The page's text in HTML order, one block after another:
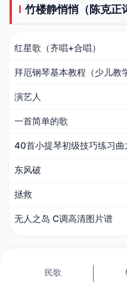
竹楼静悄悄（陈克正
红星歌（齐唱+合唱）
拜厄钢琴基本教程（少儿教
演艺人
一首简单的歌
40首小提琴初级技巧练习曲
东风破
拯救
无人之岛 C调高清图片谱
民歌